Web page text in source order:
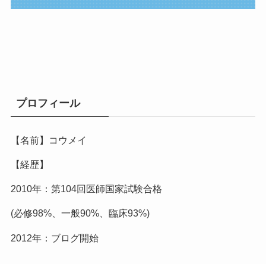
プロフィール
【名前】コウメイ
【経歴】
2010年：第104回医師国家試験合格
(必修98%、一般90%、臨床93%)
2012年：ブログ開始